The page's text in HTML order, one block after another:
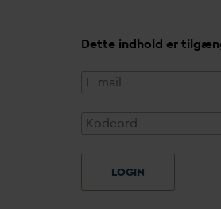
Dette indhold er
LOGIN